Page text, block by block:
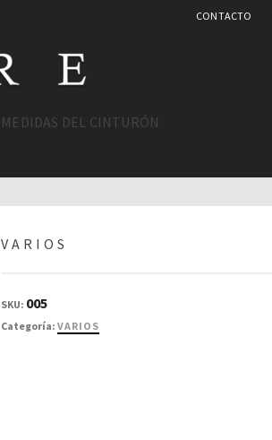
CONTACTO
MEDIDAS DEL CINTURÓN
VARIOS
SKU: 005
Categoría: VARIOS